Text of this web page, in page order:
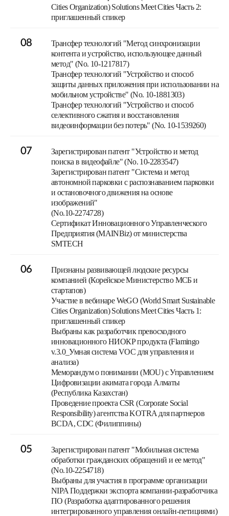
Cities Organization) Solutions Meet Cities Часть 2:
приглашенный спикер
08
Трансфер технологий "Метод синхронизации
контента и устройство, использующее данный
метод" (No. 10-1217817)
Трансфер технологий "Устройство и способ
защиты данных приложения при использовании на
мобильном устройстве" (No. 10-1881303)
Трансфер технологий "Устройство и способ
селективного сжатия и восстановления
видеоинформации без потерь" (No. 10-1539260)
07
Зарегистрирован патент "Устройство и метод
поиска в видеофайле" (No. 10-2283547)
Зарегистрирован патент "Система и метод
автономной парковки с распознаванием парковки
и остановочного движения на основе
изображений"
(No.10-2274728)
Сертификат Инновационного Управленческого
Предприятия (MAINBiz) от министерства
SMTECH
06
Признаны развивающей людские ресурсы
компанией (Корейское Министерство МСБ и
стартапов)
Участие в вебинаре WeGO (World Smart Sustainable
Cities Organization) Solutions Meet Cities Часть 1:
приглашенный спикер
Выбраны как разработчик превосходного
инновационного НИОКР продукта (Flamingo
v.3.0_Умная система VOC для управления и
анализа)
Меморандум о понимании (MOU) с Управлением
Цифровизации акимата города Алматы
(Республика Казахстан)
Проведение проекта CSR (Corporate Social
Responsibility) агентства KOTRA для партнеров
BCDA, CDC (Филиппины)
05
Зарегистрирован патент "Мобильная система
обработки гражданских обращений и ее метод"
(No.10-2254718)
Выбраны для участия в программе организации
NIPA Поддержки экспорта компании-разработчика
ПО (Разработка адаптированного решения
интегрированного управления онлайн-петициями)